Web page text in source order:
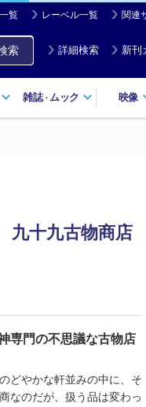
覧 レーベル一覧 関連
索 詳細検索 新刊
雑誌・ ムック 映像
十九古物商店
専門の不思議な古物店
どやかな軒並みの中に、そ
なのだが、扱う品は変わっ